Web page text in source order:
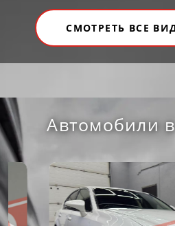
СМОТРЕТЬ ВСЕ
Автомобили